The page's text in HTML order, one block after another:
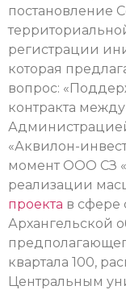
постановление
регистрации
которая
вопрос:
контракта между
«Аквилон-
момент ООО СЗ
реализации
проекта в сфере
Архангельской
квартала 100,
Центральным